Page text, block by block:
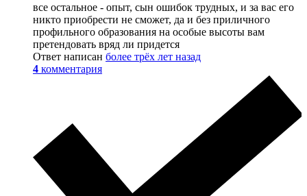
все остальное - опыт, сын ошибок трудных, и за вас его
никто приобрести не сможет, да и без приличного
профильного образования на особые высоты вам
претендовать вряд ли придется
Ответ написан более трёх лет назад
4 комментария